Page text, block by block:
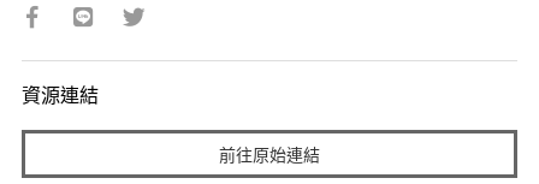
資源連結
前往原始連結